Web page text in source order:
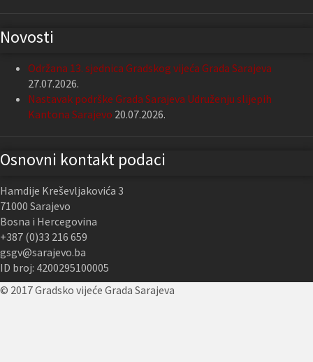
Novosti
Održana 13. sjednica Gradskog vijeća Grada Sarajeva
27.07.2026.
Nastavak podrške Grada Sarajeva Udruženju slijepih
Kantona Sarajevo 20.07.2026.
Osnovni kontakt podaci
Hamdije Kreševljakovića 3
71000 Sarajevo
Bosna i Hercegovina
+387 (0)33 216 659
gsgv@sarajevo.ba
ID broj: 4200295100005
© 2017 Gradsko vijeće Grada Sarajeva